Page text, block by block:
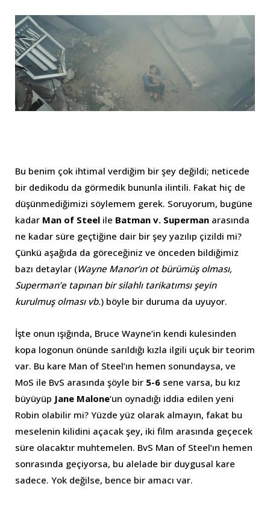
Bu benim çok ihtimal verdiğim bir şey değildi; neticede
bir dedikodu da görmedik bununla ilintili. Fakat hiç de
düşünmediğimizi söylemem gerek. Soruyorum, bugüne
kadar Man of Steel ile Batman v. Superman arasında
ne kadar süre geçtiğine dair bir şey yazılıp çizildi mi?
Çünkü aşağıda da göreceğiniz ve önceden bildiğimiz
bazı detaylar (Wayne Manor’ın ot bürümüş olması,
Superman’e tapınan bir silahlı tarikatımsı şeyin
kurulmuş olması vb.) böyle bir duruma da uyuyor.
İşte onun ışığında, Bruce Wayne’in kendi kulesinden
kopa logonun önünde sarıldığı kızla ilgili uçuk bir teorim
var. Bu kare Man of Steel’ın hemen sonundaysa, ve
MoS ile BvS arasında şöyle bir 5-6 sene varsa, bu kız
büyüyüp Jane Malone‘un oynadığı iddia edilen yeni
Robin olabilir mi? Yüzde yüz olarak almayın, fakat bu
meselenin kilidini açacak şey, iki film arasında geçecek
süre olacaktır muhtemelen. BvS Man of Steel’ın hemen
sonrasında geçiyorsa, bu alelade bir duygusal kare
sadece. Yok değilse, bence bir amacı var.